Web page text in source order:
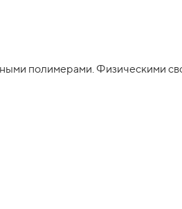
полимерами. Физическими